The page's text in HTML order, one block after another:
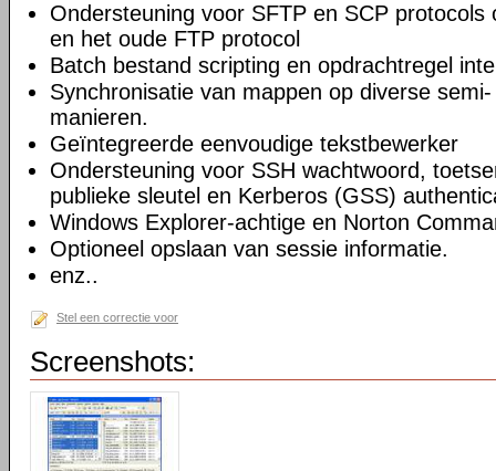
Ondersteuning voor SFTP en SCP protocols
en het oude FTP protocol
Batch bestand scripting en opdrachtregel
Synchronisatie van mappen op diverse
manieren.
Geïntegreerde eenvoudige tekstbewerker
Ondersteuning voor SSH wachtwoord,
publieke sleutel en Kerberos (GSS)
Windows Explorer-achtige en Norton
Optioneel opslaan van sessie informatie.
enz..
Stel een correctie voor
Screenshots: